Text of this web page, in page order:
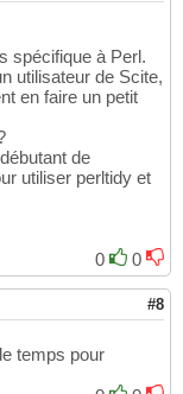
spécifique à Perl.
utilisateur de Scite,
en faire un petit
de
utiliser perltidy et
0
0
#8
temps pour